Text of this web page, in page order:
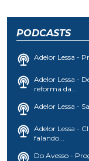
PODCASTS
Adelor Lessa -
Adelor Lessa -
reforma da...
Adelor Lessa -
Adelor Lessa -
falando...
Do Avesso -